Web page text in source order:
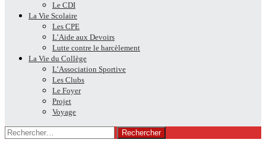
Le CDI
La Vie Scolaire
Les CPE
L’Aide aux Devoirs
Lutte contre le harcèlement
La Vie du Collège
L’Association Sportive
Les Clubs
Le Foyer
Projet
Voyage
Rechercher :